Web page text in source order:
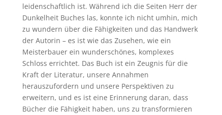
leidenschaftlich ist. Während ich die Seiten Herr der
Dunkelheit Buches las, konnte ich nicht umhin, mich
zu wundern über die Fähigkeiten und das Handwerk
der Autorin – es ist wie das Zusehen, wie ein
Meisterbauer ein wunderschönes, komplexes
Schloss errichtet. Das Buch ist ein Zeugnis für die
Kraft der Literatur, unsere Annahmen
herauszufordern und unsere Perspektiven zu
erweitern, und es ist eine Erinnerung daran, dass
Bücher die Fähigkeit haben, uns zu transformieren